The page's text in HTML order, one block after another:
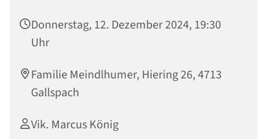
Donnerstag, 12. Dezember 2024, 19:30
Uhr
Familie Meindlhumer, Hiering 26, 4713
Gallspach
Vik. Marcus König